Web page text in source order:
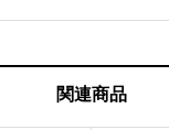
関連商品